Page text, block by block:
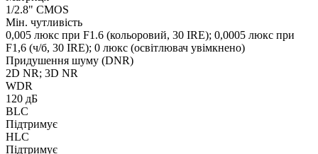
1/2.8" CMOS
Мін. чутливість
0,005 люкс при F1.6 (кольоровий, 30 IRE); 0,0005 люкс при
F1,6 (ч/б, 30 IRE); 0 люкс (освітлювач увімкнено)
Придушення шуму (DNR)
2D NR; 3D NR
WDR
120 дБ
BLC
Підтримує
HLC
Підтримує